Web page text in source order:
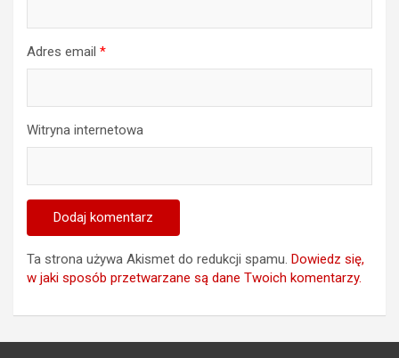
Adres email *
Witryna internetowa
Ta strona używa Akismet do redukcji spamu. Dowiedz się,
w jaki sposób przetwarzane są dane Twoich komentarzy.